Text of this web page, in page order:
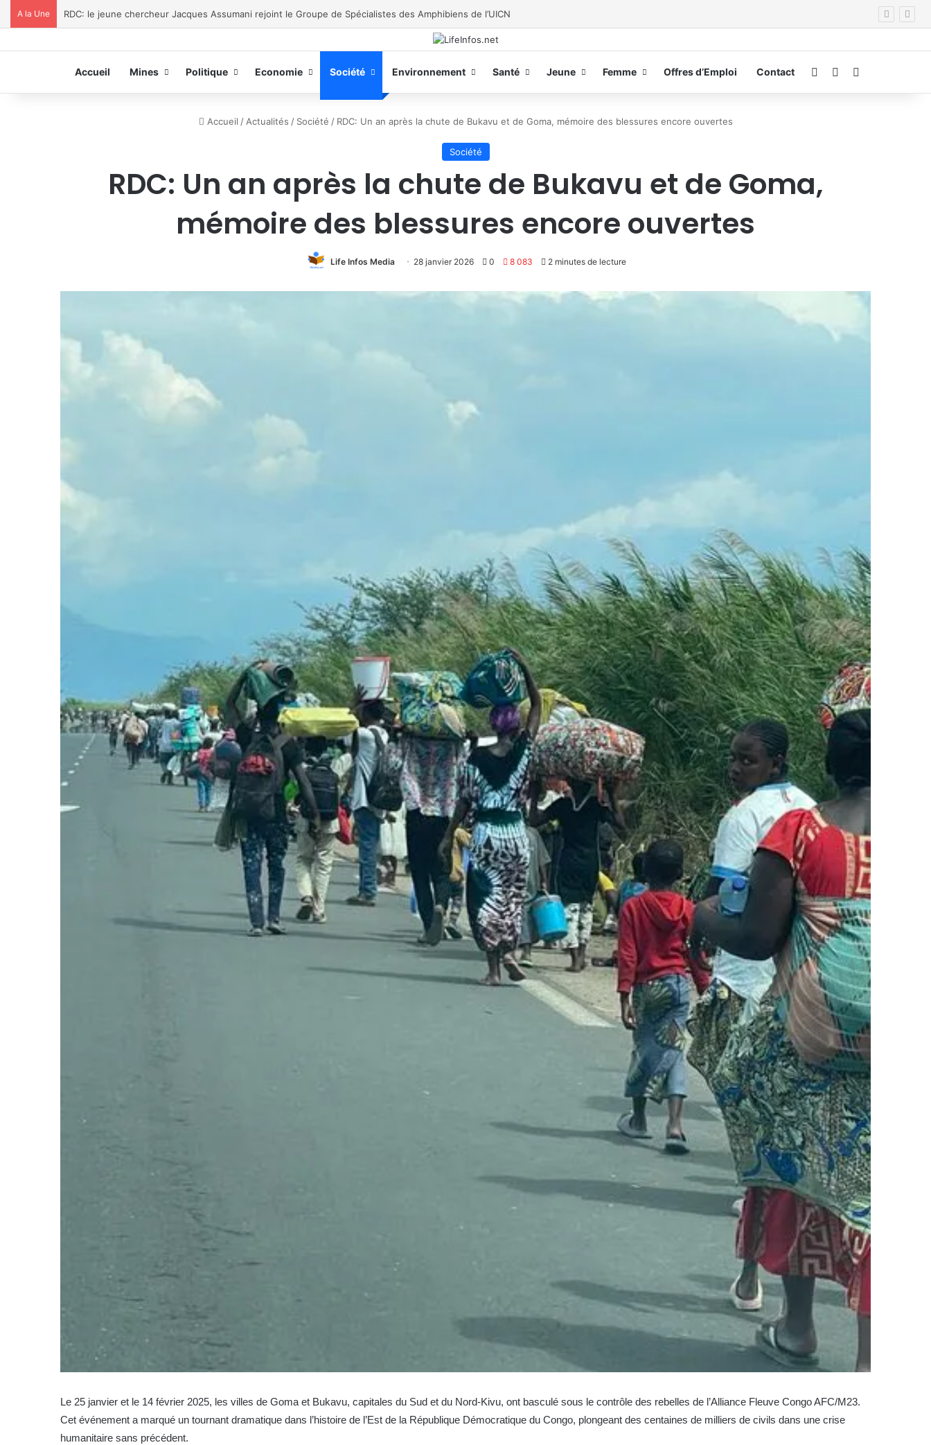
A la Une Prévention d’Ebola: de Bukavu aux territoires, l’UNPC étend son action
Accueil Mines Politique Economie Société Environnement Santé Jeune Femme Offres d’Emploi Contact ConnexionSwitch skin
Accueil / Actualités / Société / RDC: Un an après la chute de Bukavu et de Goma, mémoire des blessures encore ouvertes
Société
RDC: Un an après la chute de Bukavu et de Goma,
mémoire des blessures encore ouvertes
Life Infos Media 28 janvier 2026 0 8 083 2 minutes de lecture
Le 25 janvier et le 14 février 2025, les villes de Goma et Bukavu, capitales du Sud et du Nord-Kivu, ont basculé sous le contrôle des rebelles de l’Alliance Fleuve Congo AFC/M23.
Cet événement a marqué un tournant dramatique dans l’histoire de l’Est de la République Démocratique du Congo, plongeant des centaines de milliers de civils dans une crise
humanitaire sans précédent.